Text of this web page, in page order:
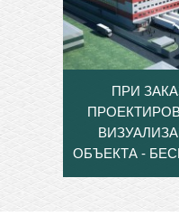
ПРИ
ОБЪЕКТА -